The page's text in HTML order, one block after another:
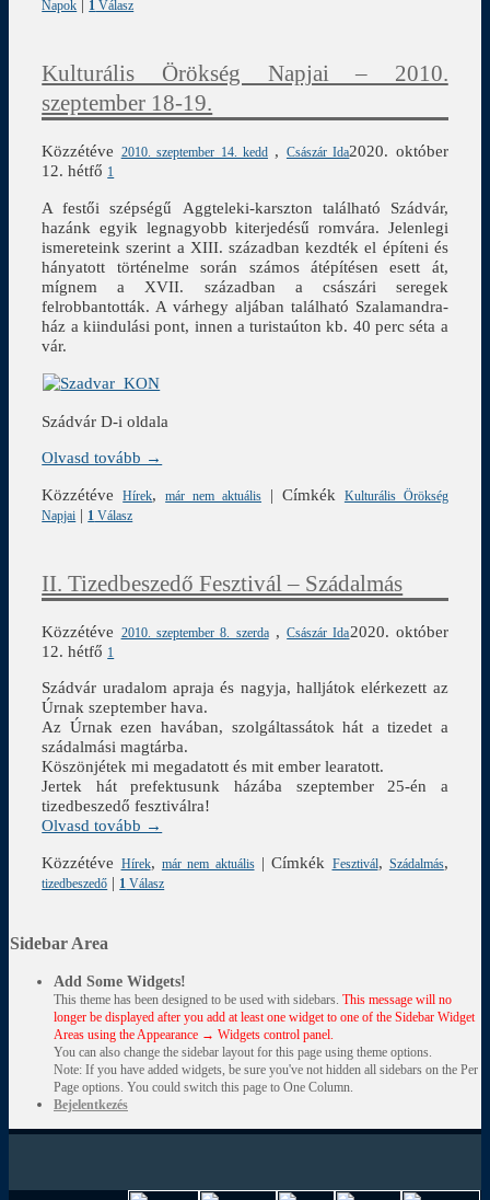
Napok 1 Válasz
Kulturális Örökség Napjai – 2010.
szeptember 18-19.
Közzétéve 2010. szeptember 14. kedd , Császár Ida2020. október
12. hétfő 1
A festői szépségű Aggteleki-karszton található Szádvár,
hazánk egyik legnagyobb kiterjedésű romvára. Jelenlegi
ismereteink szerint a XIII. században kezdték el építeni és
hányatott történelme során számos átépítésen esett át,
mígnem a XVII. században a császári seregek
felrobbantották. A várhegy aljában található Szalamandra-
ház a kiindulási pont, innen a turistaúton kb. 40 perc séta a
vár.
Szádvár D-i oldala
Olvasd tovább →
Közzétéve
Hírek,már nem aktuális | Címkék
Kulturális Örökség
Napjai | 1 Válasz
II. Tizedbeszedő Fesztivál – Szádalmás
Közzétéve 2010. szeptember 8. szerda ,Császár Ida2020. október
12. hétfő 1
Szádvár uradalom apraja és nagyja, halljátok elérkezett az
Úrnak szeptember hava.
Az Úrnak ezen havában, szolgáltassátok hát a tizedet a
szádalmási magtárba.
Köszönjétek mi megadatott és mit ember learatott.
Jertek hát prefektusunk házába szeptember 25-én a
tizedbeszedő fesztiválra!
Olvasd tovább →
Közzétéve
Hírek, már nem aktuális|Címkék Fesztivál, Szádalmás,
tizedbeszedő | 1 Válasz
Sidebar Area
Add Some Widgets!
This theme has been designed to be used with sidebars. This message will no
longer be displayed after you add at least one widget to one of the Sidebar Widget
Areas using the Appearance → Widgets control panel.
You can also change the sidebar layout for this page using theme options.
Note: If you have added widgets, be sure you've not hidden all sidebars on the Per
Page options. You could switch this page to One Column.
Bejelentkezés